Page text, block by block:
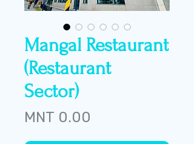
Mangal Restaurant
(Restaurant
Sector)
MNT 0.00